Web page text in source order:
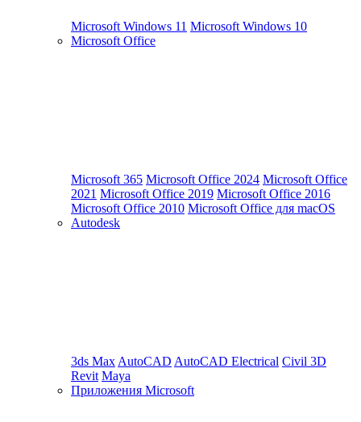
Microsoft Windows 11 Microsoft Windows 10
Microsoft Office
Microsoft 365 Microsoft Office 2024 Microsoft Office
2021 Microsoft Office 2019 Microsoft Office 2016
Microsoft Office 2010 Microsoft Office для macOS
Autodesk
3ds Max AutoCAD AutoCAD Electrical Civil 3D
Revit Maya
Приложения Microsoft